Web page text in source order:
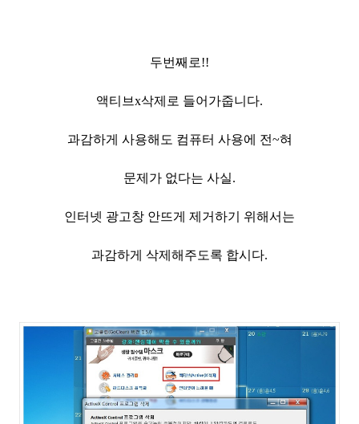
두번째로!!
액티브x삭제로 들어가줍니다.
과감하게 사용해도 컴퓨터 사용에 전~혀
문제가 없다는 사실.
인터넷 광고창 안뜨게 제거하기 위해서는
과감하게 삭제해주도록 합시다.